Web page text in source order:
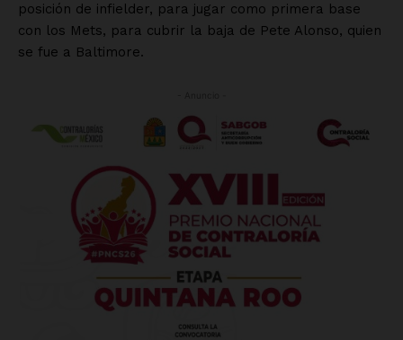
posición de infielder, para jugar como primera base
con los Mets, para cubrir la baja de Pete Alonso, quien
se fue a Baltimore.